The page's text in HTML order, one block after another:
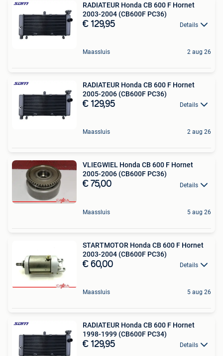
RADIATEUR Honda CB 600 F Hornet
2003-2004 (CB600F PC36)
€ 129,95 Details
Maassluis 2 aug 26
RADIATEUR Honda CB 600 F Hornet
2005-2006 (CB600F PC36)
€ 129,95 Details
Maassluis 2 aug 26
VLIEGWIEL Honda CB 600 F Hornet
2005-2006 (CB600F PC36)
€ 75,00 Details
Maassluis 5 aug 26
STARTMOTOR Honda CB 600 F Hornet
2003-2004 (CB600F PC36)
€ 60,00 Details
Maassluis 5 aug 26
RADIATEUR Honda CB 600 F Hornet
1998-1999 (CB600F PC34)
€ 129,95 Details